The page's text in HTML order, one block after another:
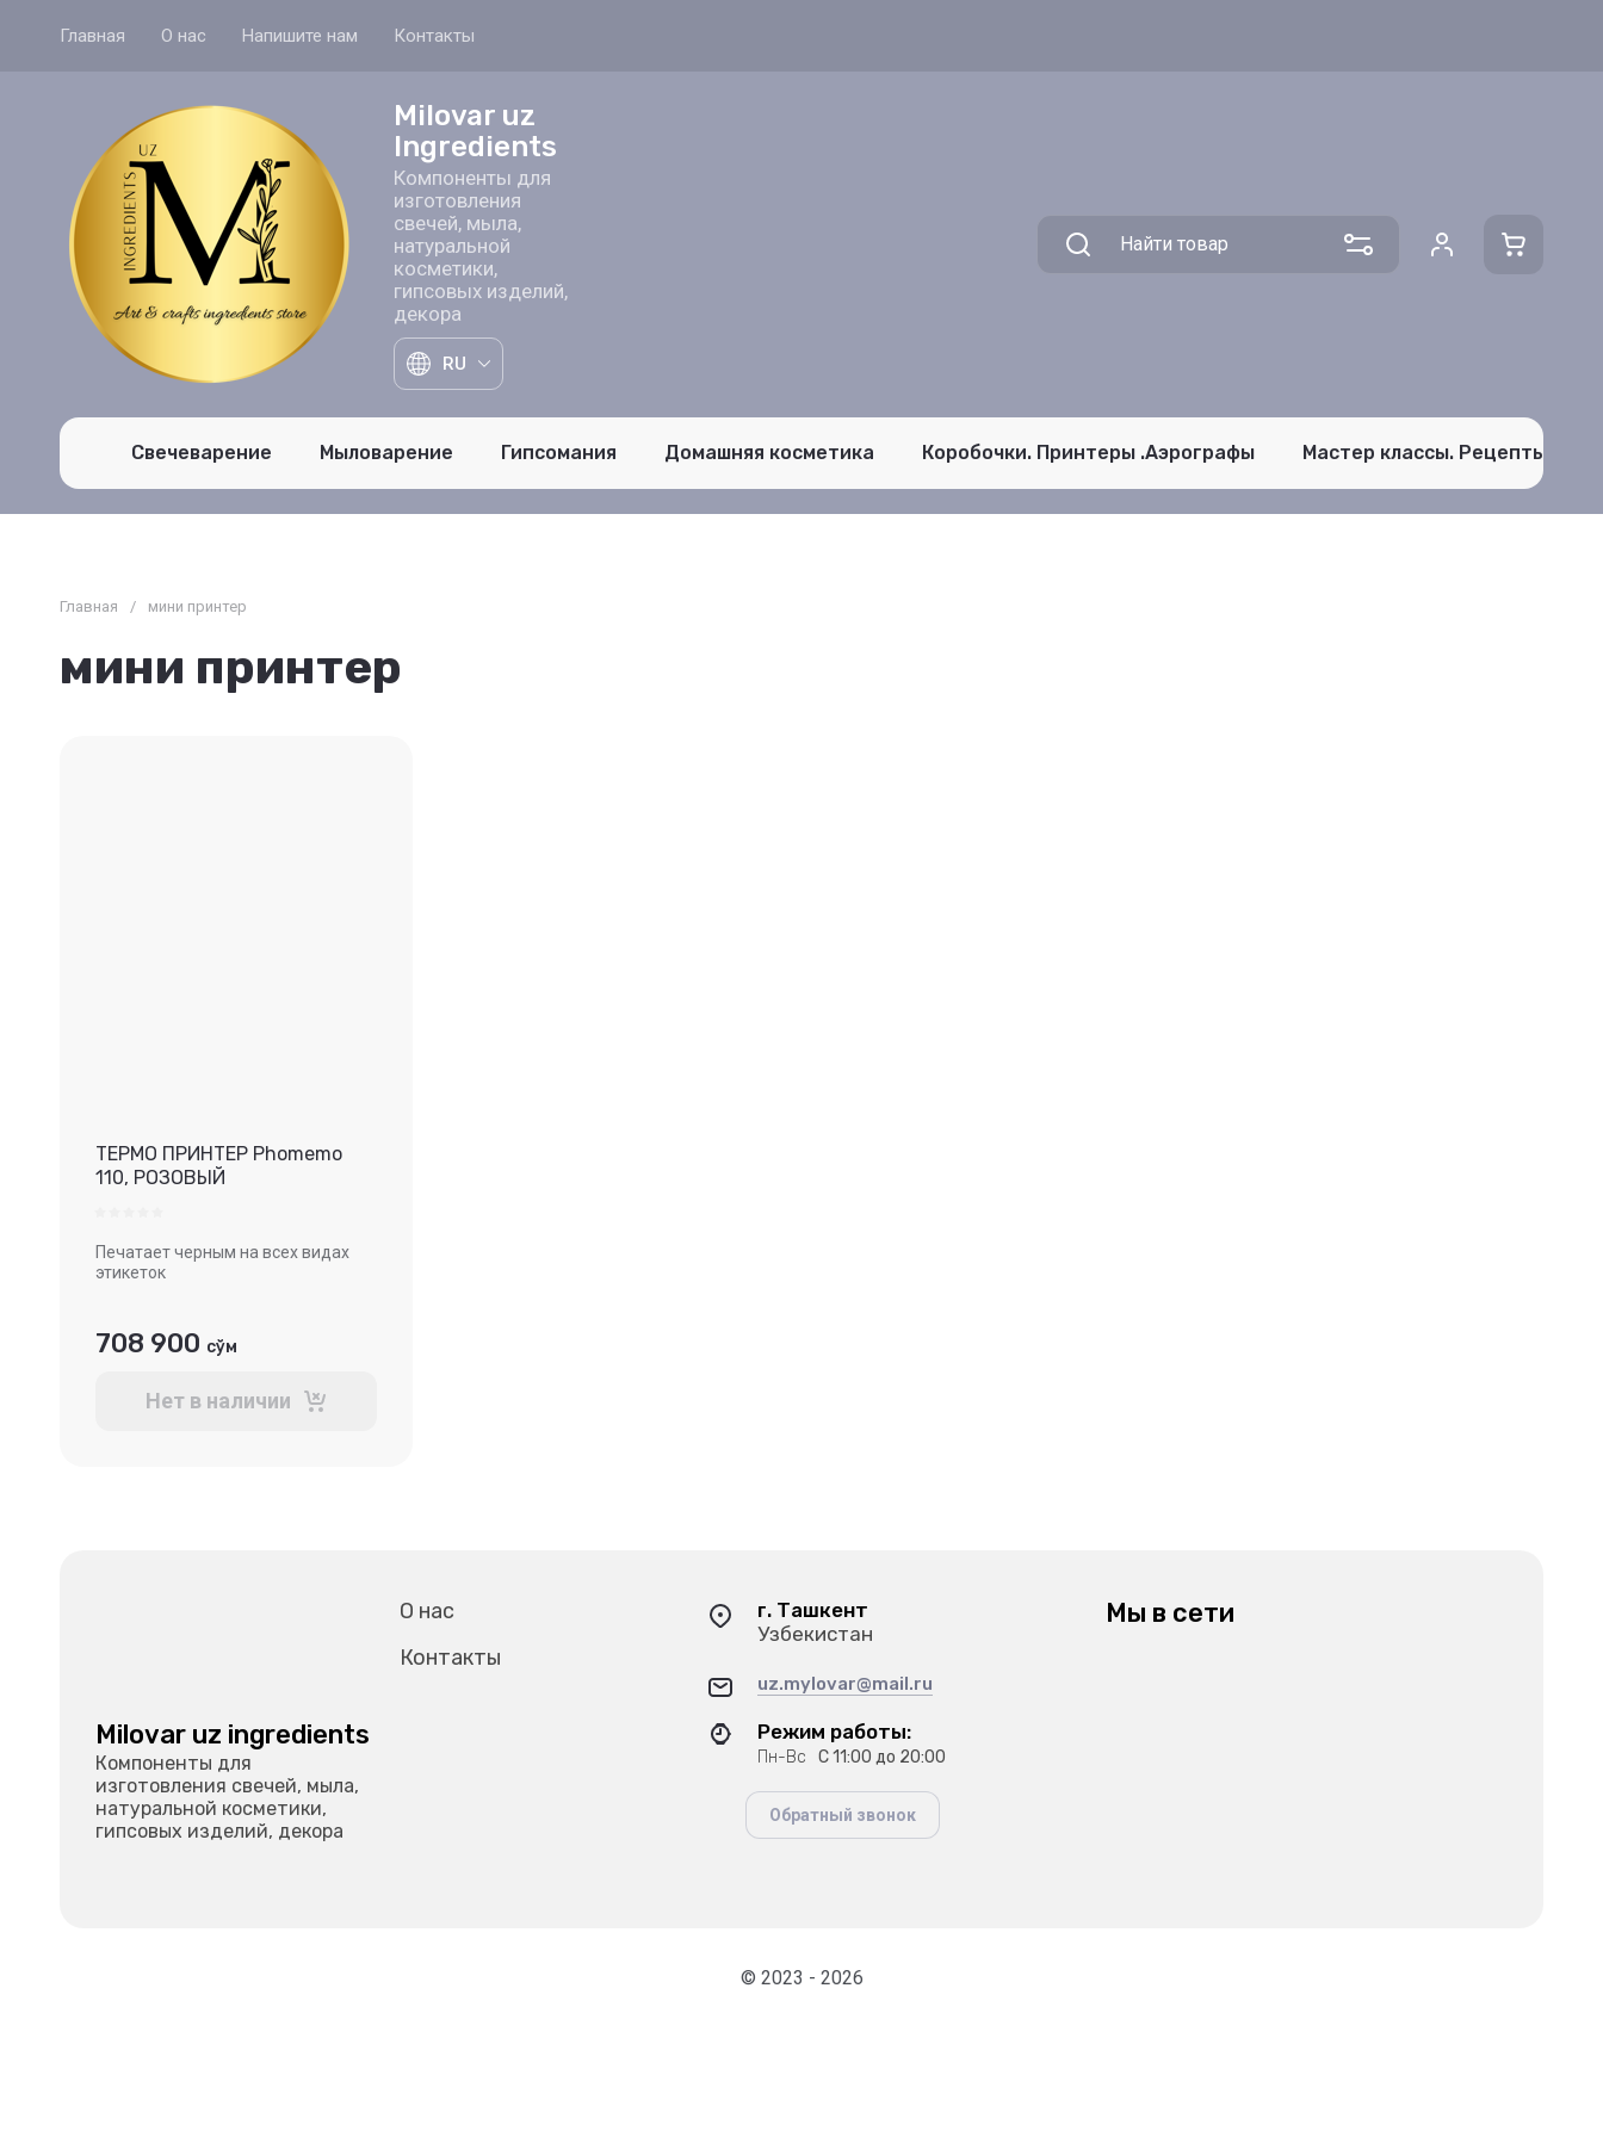
Главная О нас Напишите нам Контакты
Milovar uz
Ingredients
Компоненты для
изготовления
свечей, мыла,
натуральной
косметики,
гипсовых изделий,
декора
RU
Свечеварение Мыловарение Гипсомания Домашняя косметика Коробочки. Принтеры .Аэрографы Мастер классы. Рецепты
Главная / мини принтер
мини принтер
ТЕРМО ПРИНТЕР Phomemo
110, РОЗОВЫЙ
Печатает черным на всех видах
этикеток
708 900 сўм
Нет в наличии
Milovar uz ingredients
Компоненты для
изготовления свечей, мыла,
натуральной косметики,
гипсовых изделий, декора
О нас
Контакты
г. Ташкент
Узбекистан
uz.mylovar@mail.ru
Режим работы:
Пн-Вс С 11:00 до 20:00
Обратный звонок
Мы в сети
© 2023 - 2026